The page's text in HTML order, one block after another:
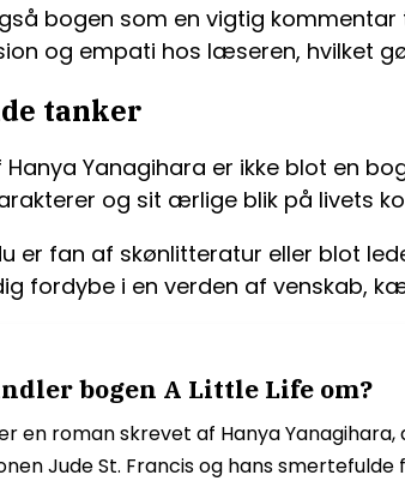
bogen som en vigtig
og empati hos læseren, hvilket
tanker
Hanya Yanagihara er ikke blot en
og sit ærlige blik på livets
er fan af skønlitteratur eller blot
fordybe i en verden af venskab,
bogen A Little Life om?
en roman skrevet af Hanya
Jude St. Francis og hans